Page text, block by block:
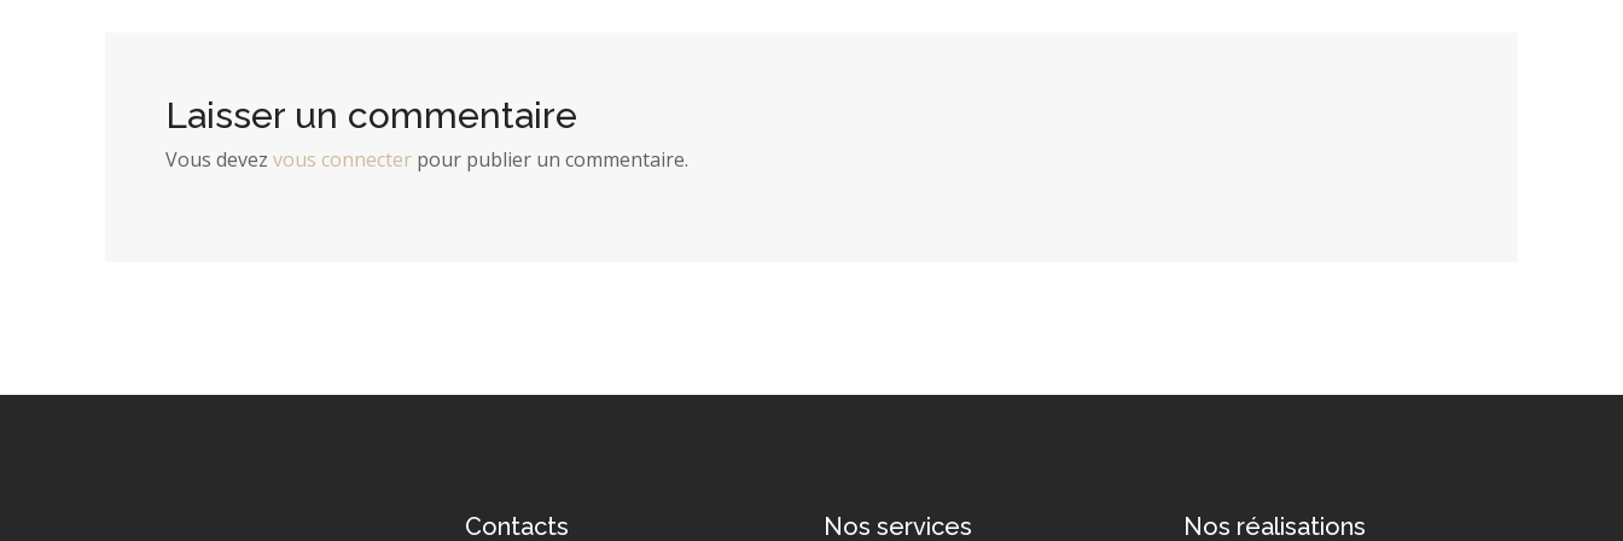
Laisser un commentaire
Vous devez vous connecter pour publier un commentaire.
Contacts Nos services Nos réalisations